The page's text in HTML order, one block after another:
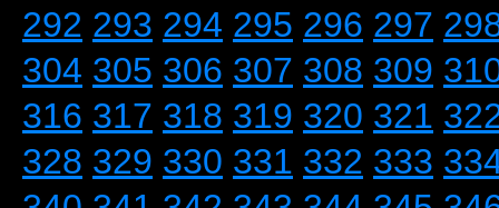
292 293 294 295 296 297
304 305 306 307 308 309
316 317 318 319 320 321
328 329 330 331 332 333